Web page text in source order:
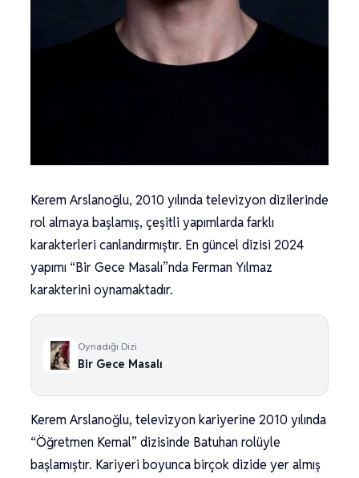
Kerem Arslanoğlu, 2010 yılında televizyon dizilerinde
rol almaya başlamış, çeşitli yapımlarda farklı
karakterleri canlandırmıştır. En güncel dizisi 2024
yapımı “Bir Gece Masalı”nda Ferman Yılmaz
karakterini oynamaktadır.
Oynadığı Dizi
Bir Gece Masalı
Kerem Arslanoğlu, televizyon kariyerine 2010 yılında
“Öğretmen Kemal” dizisinde Batuhan rolüyle
başlamıştır. Kariyeri boyunca birçok dizide yer almış